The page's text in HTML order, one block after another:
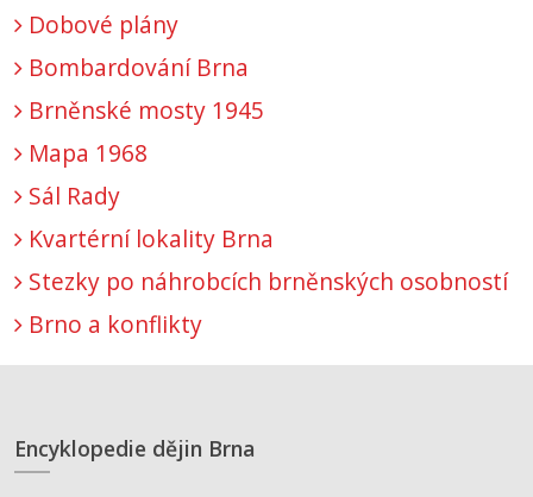
Dobové plány
Bombardování Brna
Brněnské mosty 1945
Mapa 1968
Sál Rady
Kvartérní lokality Brna
Stezky po náhrobcích brněnských osobností
Brno a konflikty
Encyklopedie dějin Brna